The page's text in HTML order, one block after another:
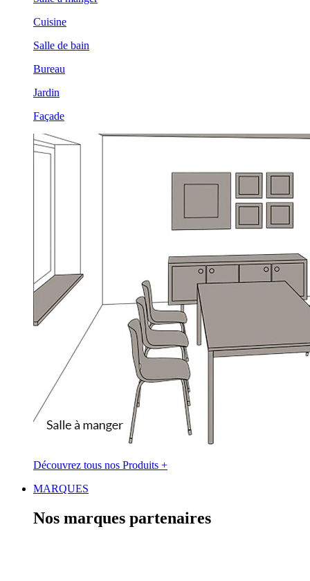
Cuisine
Salle de bain
Bureau
Jardin
Façade
Découvrez tous nos Produits +
MARQUES
Nos marques partenaires